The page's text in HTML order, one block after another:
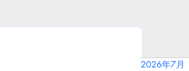
2026年7月